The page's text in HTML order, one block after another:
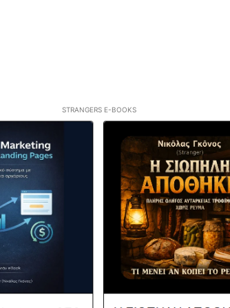
STRANGERS E-BOOKS